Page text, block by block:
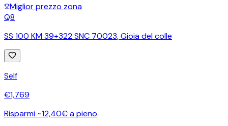
Miglior prezzo zona
Q8
SS 100 KM 39+322 SNC 70023,Gioia del colle
Self
€1,769
Risparmi ~12,40€ a pieno